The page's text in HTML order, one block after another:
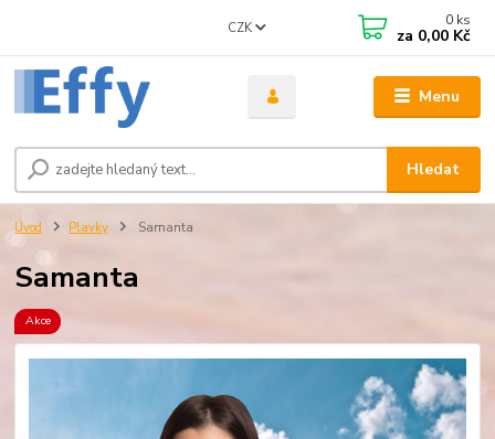
Menu
CZK
Hledat
0 ks
za 0,00 Kč
Úvod Plavky Samanta
Samanta
Akce